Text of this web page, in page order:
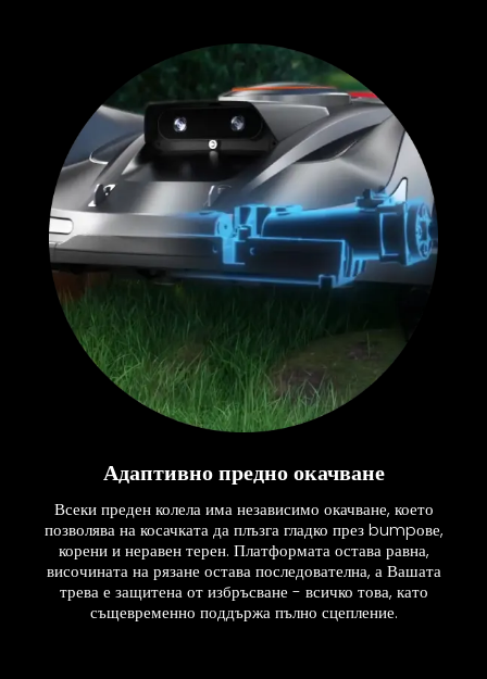
Адаптивно предно окачване
Всеки преден колела има независимо окачване, което
позволява на косачката да плъзга гладко през bumpове,
корени и неравен терен. Платформата остава равна,
височината на рязане остава последователна, а Вашата
трева е защитена от избръсване - всичко това, като
същевременно поддържа пълно сцепление.